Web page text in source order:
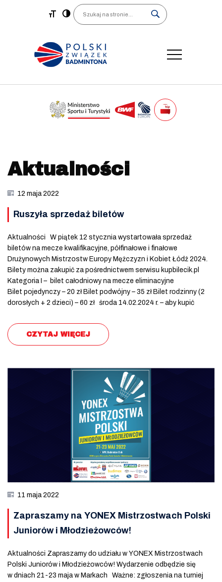
Main Navigation
Search
Aktualności
12 maja 2022
Ruszyła sprzedaż biletów
Aktualności W piątek 12 stycznia wystartowała sprzedaż
biletów na mecze kwalifikacyjne, półfinałowe i finałowe
Drużynowych Mistrzostw Europy Mężczyzn i Kobiet Łódź 2024.
Bilety można zakupić za pośrednictwem serwisu kupbilecik.pl
Kategoria I – bilet całodniowy na mecze eliminacyjne
Bilet pojedynczy – 20 zł Bilet podwójny – 35 zł Bilet rodzinny (2
dorosłych + 2 dzieci) – 60 zł środa 14.02.2024 r. – aby kupić
CZYTAJ WIĘCEJ
11 maja 2022
Zapraszamy na YONEX Mistrzostwach Polski
Juniorów i Młodzieżowców!
Aktualności Zapraszamy do udziału w YONEX Mistrzostwach
Polski Juniorów i Młodzieżowców! Wydarzenie odbędzie się
w dniach 21-23 maja w Markach Ważne: zgłoszenia na turniej